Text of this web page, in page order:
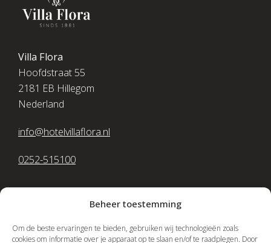
Beheer toestemming
Om de beste ervaringen te bieden, gebruiken wij technologieën zoals
cookies om informatie over je apparaat op te slaan en/of te raadplegen. Door
Villa Flora
Hoofdstraat 55
2181 EB Hillegom
Nederland
info@hotelvillaflora.nl
0252-515100